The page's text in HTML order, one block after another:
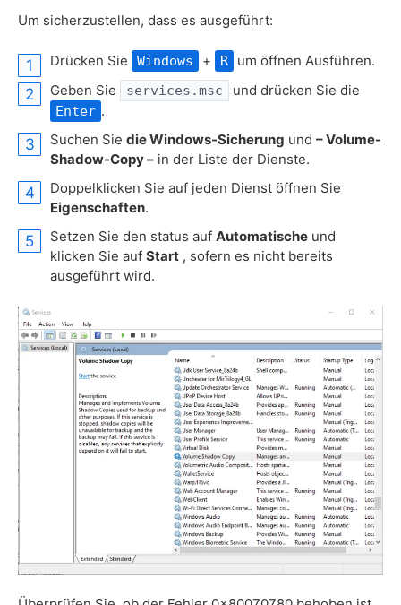
Um sicherzustellen, dass es ausgeführt:
Drücken Sie Windows + R
um öffnen Ausführen.
Geben Sie
services.msc und drücken Sie die
Enter .
Suchen Sie die Windows-Sicherung und – Volume-
Shadow-Copy – in der Liste der Dienste.
Doppelklicken Sie auf jeden Dienst öffnen Sie
Eigenschaften.
Setzen Sie den status auf Automatische und
klicken Sie auf Start , sofern es nicht bereits
ausgeführt wird.